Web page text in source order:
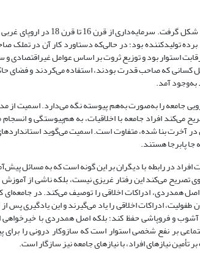
(2010) تصریح می‌کند این علم با ظهور سرمایه‌داری با محوریت بازار شکل گرفت.
برده تولیدکننده بود؛ در حالی‌که دستاورد کار آن در تملک
استوار بود و توزیع ثروت بر اساس عوامل غیراقتصادی و
کسانی که صاحب قدرت بودند، استفاده می‌کردند و فضای
به‌وجود آمد.
جامعه را به‌صورت به‌هم پیوسته نگه می‌دارد. اسمیت از
افراد جامعه با اخلاقیات، به‌ هم‌پیوستگی و انسجام
پاداش در آخرت بنا شده، متفاوت است. اسمیت می‌گوید
پابرجا هستند.
در رابطه با دیگران بر این گونه است که به مسائل
تصریح می‌کند این رفتار غریزی نیست، بلکه ناشی از
همدردی، ادراکات اخلاقی را توصیف می‌کند. در جامعه‌ای
ادراکات اخلاقی را یاد می‌گیرند و این یادگیری پس از
و فروپاشی حفظ ‌کند؛ بلکه اصل همدردی با خیرخواهی
بر نفع شخصی استوار است که سازوکار درونی را
نیازهای افراد، با نیازهای جامعه نیز سازگار است.